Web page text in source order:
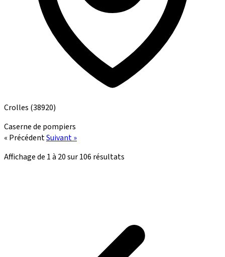
Crolles (38920)
Caserne de pompiers
« PrécédentSuivant »
Affichage de 1à 20sur106 résultats